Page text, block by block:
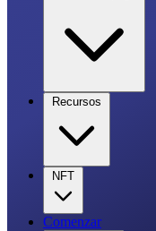
Recursos
NFT
Comenzar